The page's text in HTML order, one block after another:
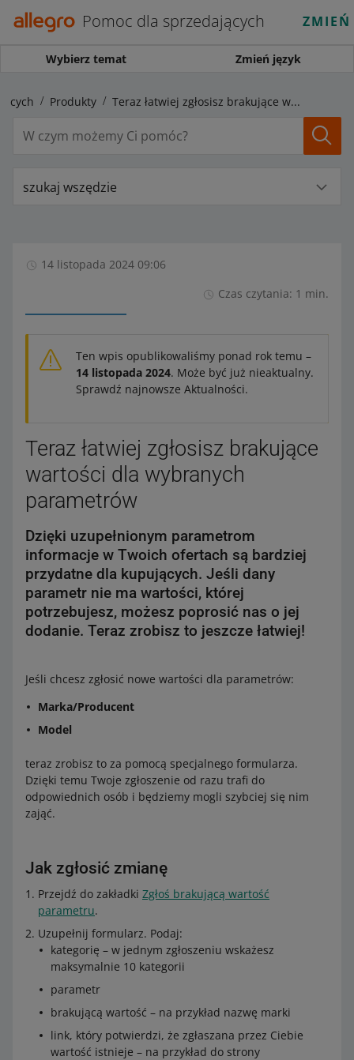
Pomoc dla sprzedających
Wybierz temat Zmień język
Produkty Teraz łatwiej zgłosisz brakujące wartości dla wybranych parametrów
szukaj wszędzie
14 listopada 2024 09:06
Czas czytania: 1 min.
Ten wpis opublikowaliśmy ponad rok temu –
14 listopada 2024. Może być już nieaktualny.
Sprawdź najnowsze Aktualności.
Teraz łatwiej zgłosisz brakujące
wartości dla wybranych
parametrów
Dzięki uzupełnionym parametrom
informacje w Twoich ofertach są bardziej
przydatne dla kupujących. Jeśli dany
parametr nie ma wartości, której
potrzebujesz, możesz poprosić nas o jej
dodanie. Teraz zrobisz to jeszcze łatwiej!
Jeśli chcesz zgłosić nowe wartości dla parametrów:
Marka/Producent
Model
teraz zrobisz to za pomocą specjalnego formularza.
Dzięki temu Twoje zgłoszenie od razu trafi do
odpowiednich osób i będziemy mogli szybciej się nim
zająć.
Jak zgłosić zmianę
Przejdź do zakładki Zgłoś brakującą wartość
parametru.
Uzupełnij formularz. Podaj:
kategorię – w jednym zgłoszeniu wskażesz
maksymalnie 10 kategorii
parametr
brakującą wartość – na przykład nazwę marki
link, który potwierdzi, że zgłaszana przez Ciebie
wartość istnieje – na przykład do strony